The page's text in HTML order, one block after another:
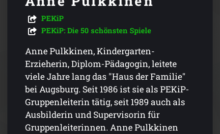
PEKiP
PEKiP: Die 50 schönsten Spiele
Anne Pulkkinen, Kindergarten-
Erzieherin, Diplom-Pädagogin, leitete
viele Jahre lang das "Haus der Familie"
bei Augsburg. Seit 1986 ist sie als PEKiP-
Gruppenleiterin tätig, seit 1989 auch als
Ausbilderin und Supervisorin für
Gruppenleiterinnen. Anne Pulkkinen